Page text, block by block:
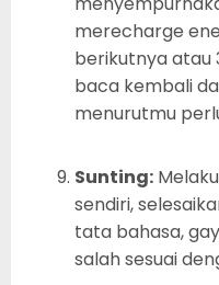
merecharge
berikutnya atau
baca kembali
menurutmu
Sunting:
sendiri,
tata bahasa,
salah sesuai